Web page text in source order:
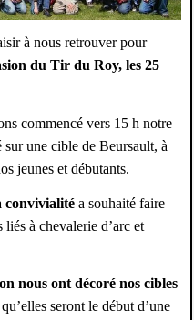
à nous retrouver pour
du Tir du Roy, les 25
commencé vers 15 h notre
une cible de Beursault, à
jeunes et débutants.
convivialitéa souhaité faire
à chevalerie d’arc et
nous ont décoré nos cibles
seront le début d’une